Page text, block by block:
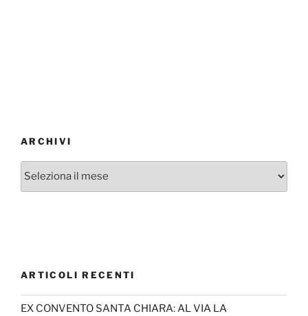
ARCHIVI
ARTICOLI RECENTI
EX CONVENTO SANTA CHIARA: AL VIA LA